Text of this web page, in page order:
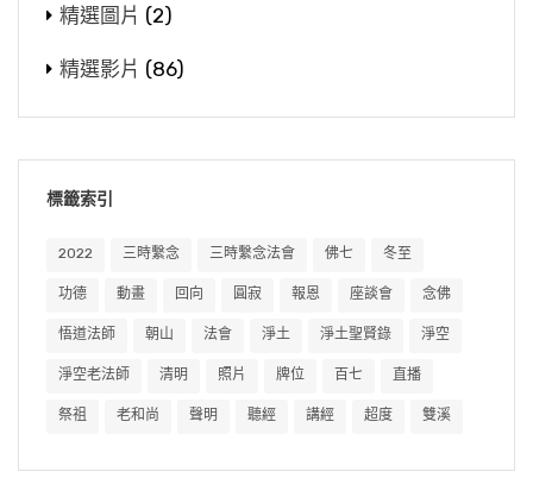
精選圖片 (2)
精選影片 (86)
標籤索引
2022 三時繫念 三時繫念法會 佛七 冬至
功德 動畫 回向 圓寂 報恩 座談會 念佛
悟道法師 朝山 法會 淨土 淨土聖賢錄 淨空
淨空老法師 清明 照片 牌位 百七 直播
祭祖 老和尚 聲明 聽經 講經 超度 雙溪